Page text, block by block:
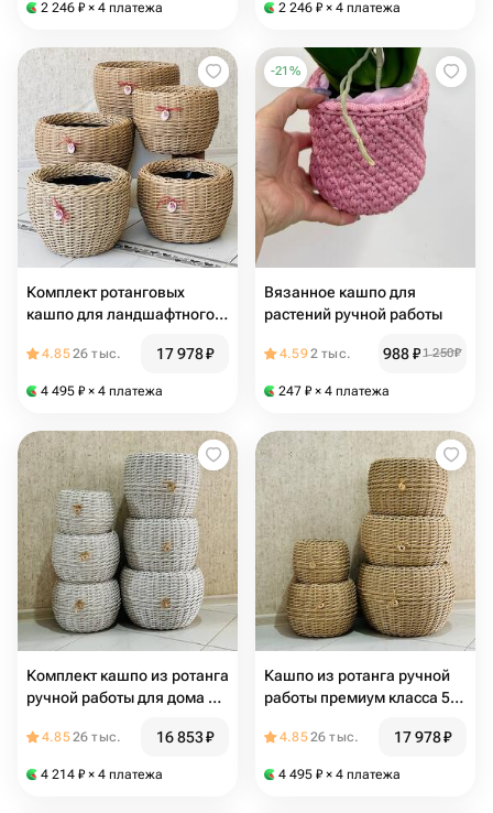
2 246 ₽ × 4 платежа 2 246 ₽ × 4 платежа
Комплект ротанговых
кашпо для ландшафтного
4.8526 тыс. 17 978₽
4 495 ₽ × 4 платежа
-21 %
Вязанное кашпо для
растений ручной работы
4.592 тыс. 988₽1 250₽
247 ₽ × 4 платежа
Комплект кашпо из ротанга
ручной работы для дома и
4.8526 тыс. 16 853₽
4 214 ₽ × 4 платежа
Кашпо из ротанга ручной
работы премиум класса 5
4.8526 тыс. 17 978₽
4 495 ₽ × 4 платежа